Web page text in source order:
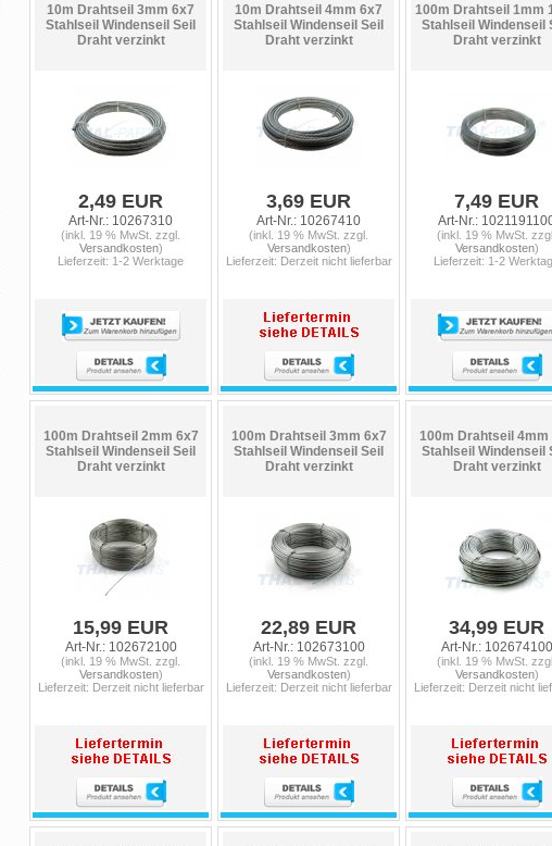
10m Drahtseil 3mm 6x7
Stahlseil Windenseil Seil
Draht verzinkt
2,49 EUR
Art-Nr.: 10267310
(inkl. 19 % MwSt. zzgl.
Versandkosten)
Lieferzeit: 1-2 Werktage
10m Drahtseil 4mm 6x7
Stahlseil Windenseil Seil
Draht verzinkt
3,69 EUR
Art-Nr.: 10267410
(inkl. 19 % MwSt. zzgl.
Versandkosten)
Lieferzeit: Derzeit nicht lieferbar
100m Drahtseil 1mm
Stahlseil Windenseil
Draht verzinkt
7,49 EUR
Art-Nr.:
(inkl. 19 % MwSt. zzgl.
Versandkosten)
Lieferzeit: 1-2
100m Drahtseil 2mm 6x7
Stahlseil Windenseil Seil
Draht verzinkt
15,99 EUR
Art-Nr.: 102672100
(inkl. 19 % MwSt. zzgl.
Versandkosten)
Lieferzeit: Derzeit nicht lieferbar
100m Drahtseil 3mm 6x7
Stahlseil Windenseil Seil
Draht verzinkt
22,89 EUR
Art-Nr.: 102673100
(inkl. 19 % MwSt. zzgl.
Versandkosten)
Lieferzeit: Derzeit nicht lieferbar
100m Drahtseil 4mm
Stahlseil Windenseil
Draht verzinkt
34,99 EUR
Art-Nr.: 102674100
(inkl. 19 % MwSt. zzgl.
Versandkosten)
Lieferzeit: Derzeit nicht